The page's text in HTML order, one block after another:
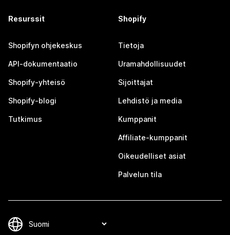
Resurssit
Shopifyn ohjekeskus
API-dokumentaatio
Shopify-yhteisö
Shopify-blogi
Tutkimus
Shopify
Tietoja
Uramahdollisuudet
Sijoittajat
Lehdistö ja media
Kumppanit
Affiliate-kumppanit
Oikeudelliset asiat
Palvelun tila